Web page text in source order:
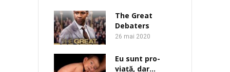
The Great
Debaters
26 mai 2020
Eu sunt pro-
viață, dar…